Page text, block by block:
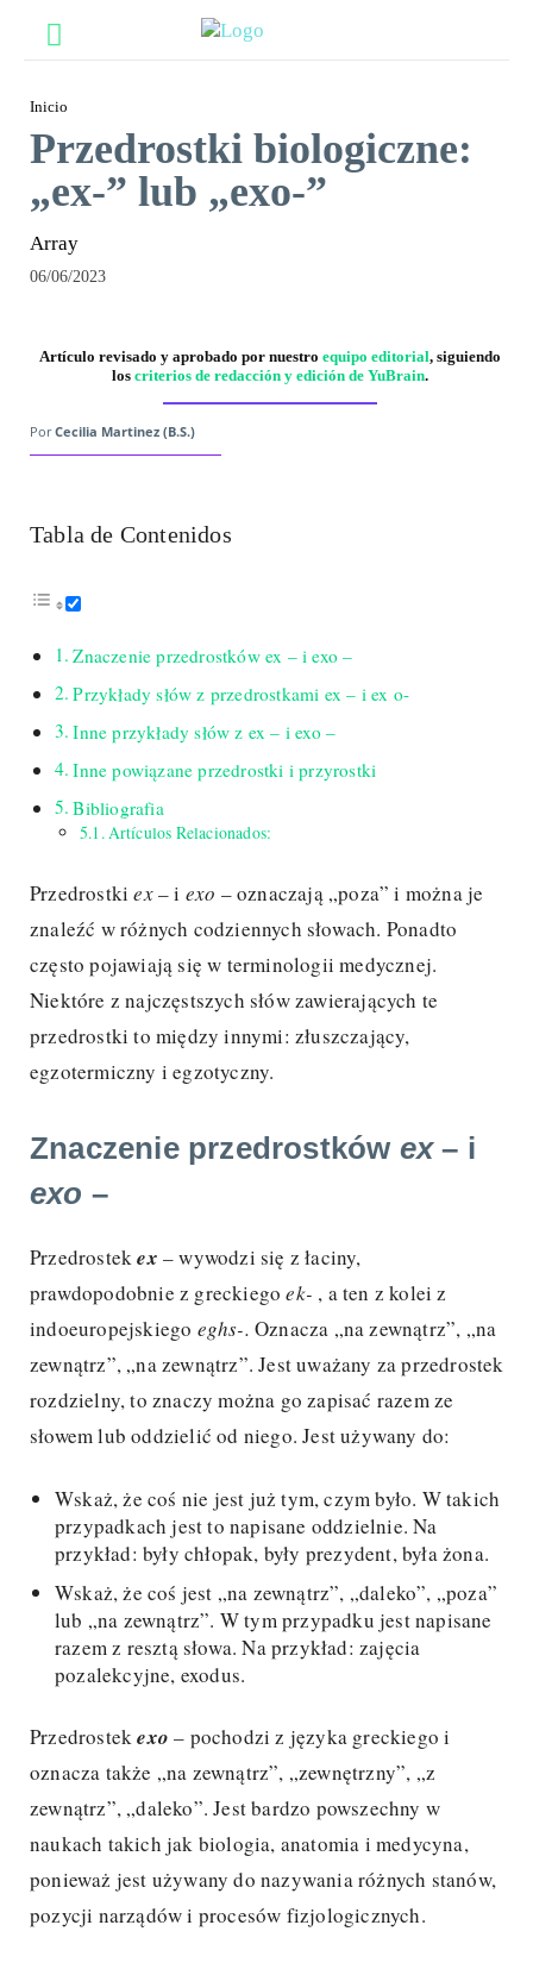
Inicio
Przedrostki biologiczne:
„ex-” lub „exo-”
Array
06/06/2023
Artículo revisado y aprobado por nuestro equipo editorial, siguiendo
los criterios de redacción y edición de YuBrain.
Por Cecilia Martinez (B.S.)
Tabla de Contenidos
Znaczenie przedrostków ex – i exo –
Przykłady słów z przedrostkami ex – i ex o-
Inne przykłady słów z ex – i exo –
Inne powiązane przedrostki i przyrostki
Bibliografia
Artículos Relacionados:
Przedrostkiex– i exo – oznaczają „poza” i można je
znaleźć w różnych codziennych słowach. Ponadto
często pojawiają się w terminologii medycznej.
Niektóre z najczęstszych słów zawierających te
przedrostki to między innymi: złuszczający,
egzotermiczny i egzotyczny.
Znaczenie przedrostków ex– i
exo –
Przedrostekex – wywodzi się z łaciny,
prawdopodobnie z greckiegoek- , a ten z kolei z
indoeuropejskiego eghs-.Oznacza „na zewnątrz”, „na
zewnątrz”, „na zewnątrz”. Jest uważany za przedrostek
rozdzielny, to znaczy można go zapisać razem ze
słowem lub oddzielić od niego. Jest używany do:
Wskaż, że coś nie jest już tym, czym było. W takich
przypadkach jest to napisane oddzielnie. Na
przykład: były chłopak, były prezydent, była żona.
Wskaż, że coś jest „na zewnątrz”, „daleko”, „poza”
lub „na zewnątrz”. W tym przypadku jest napisane
razem z resztą słowa. Na przykład: zajęcia
pozalekcyjne, exodus.
Przedrostekexo – pochodzi z języka greckiego i
oznacza także „na zewnątrz”, „zewnętrzny”, „z
zewnątrz”, „daleko”. Jest bardzo powszechny w
naukach takich jak biologia, anatomia i medycyna,
ponieważ jest używany do nazywania różnych stanów,
pozycji narządów i procesów fizjologicznych.